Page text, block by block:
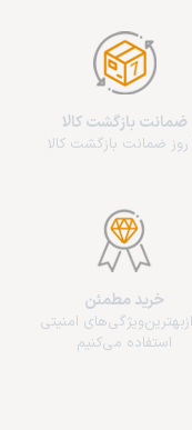
ضمانت بازگشت کالا
خرید مطمئن
امنیتی
استفاده می‌کنیم